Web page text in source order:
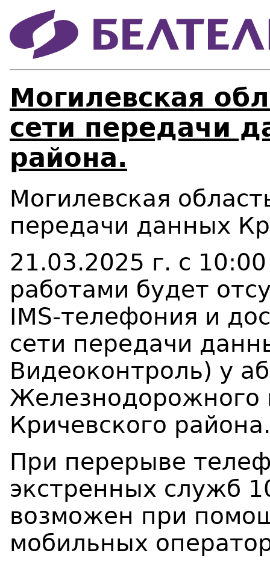
Могилевская
сети передачи
района.
Могилевская
передачи данных
21.03.2025 г. с
работами будет
IMS-телефония и
сети передачи
Видеоконтроль) у
Железнодорожного
Кричевского района.
При перерыве
экстренных служб
возможен при
мобильных